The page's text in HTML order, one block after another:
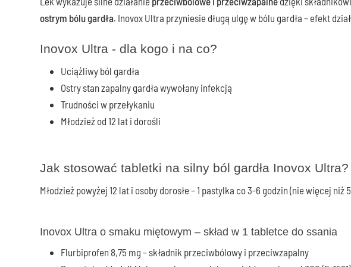
ostrym bólu gardła. Inovox Ultra przyniesie długą ulgę w bólu gardła – efekt
Inovox Ultra - dla kogo i na co?
Uciążliwy ból gardła
Ostry stan zapalny gardła wywołany infekcją
Trudności w przełykaniu
Młodzież od 12 lat i dorośli
Jak stosować tabletki na silny ból gardła Inovox Ultra?
Młodzież powyżej 12 lat i osoby dorosłe – 1 pastylka co 3-6 godzin (nie więcej niż
Inovox Ultra o smaku miętowym – skład w 1 tabletce do ssania
Flurbiprofen 8,75 mg – składnik przeciwbólowy i przeciwzapalny